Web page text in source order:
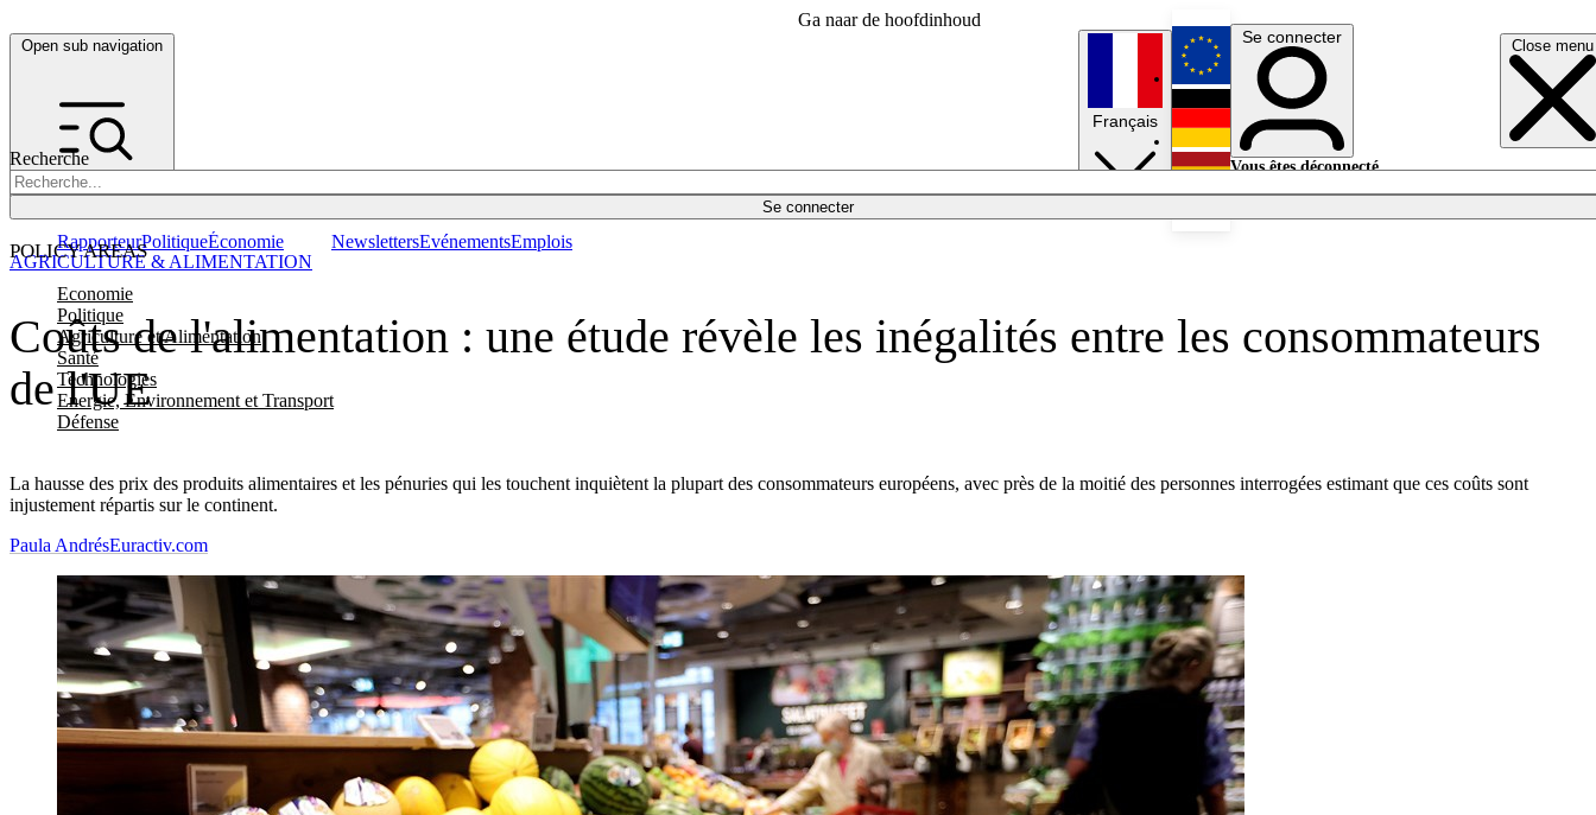
Ga naar de hoofdinhoud
Open sub navigation Close menu
Recherche
Se connecter
POLICY AREAS
Economie
Politique
Agriculture et Alimentation
Santé
Technologies
Energie, Environnement et Transport
Défense
RapporteurPolitiqueÉconomie NewslettersEvénementsEmplois
Français
English
Deutsch
Se connecter
Vous êtes déconnecté.
Coûts de l'alimentation : une étude révèle les inégalités entre les consommateurs
de l'UE
La hausse des prix des produits alimentaires et les pénuries qui les touchent inquiètent la plupart des consommateurs européens, avec près de la moitié des personnes interrogées estimant que ces coûts sont
injustement répartis sur le continent.
AGRICULTURE & ALIMENTATION
Paula AndrésEuractiv.com